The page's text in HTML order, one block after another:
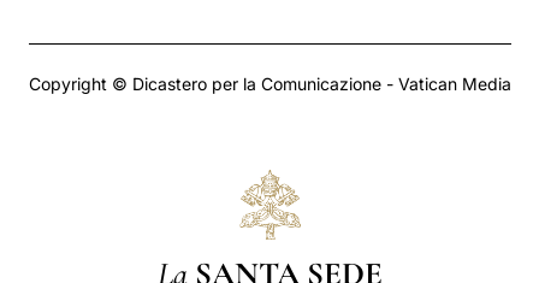
Copyright © Dicastero per la Comunicazione - Vatican Media
La SANTA SEDE